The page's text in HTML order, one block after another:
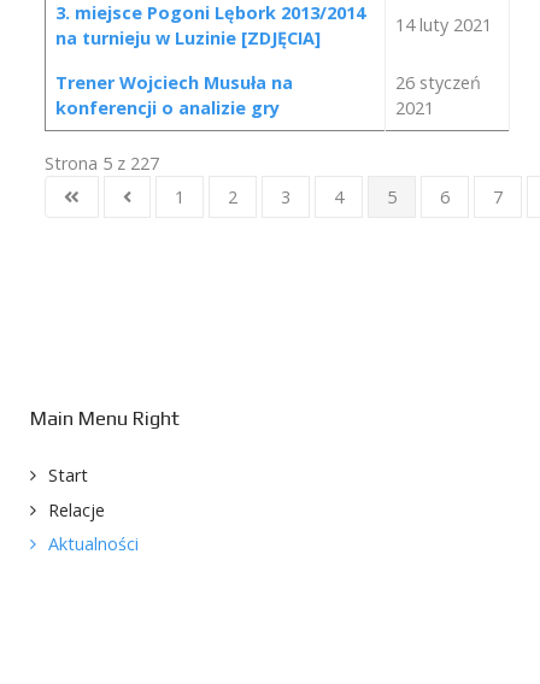
3. miejsce Pogoni Lębork 2013/2014
na turnieju w Luzinie [ZDJĘCIA]
14 luty 2021
Trener Wojciech Musuła na
konferencji o analizie gry
26 styczeń
2021
Strona 5 z 227
1
2 3 4 5 6 7
Main Menu Right
Start
Relacje
Aktualności